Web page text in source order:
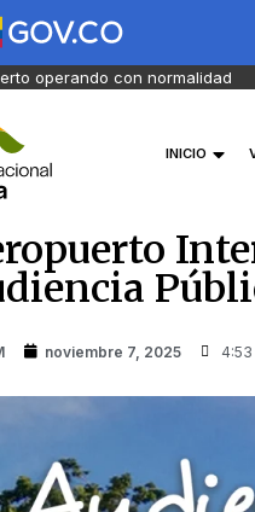
operando con normalidad
INICIO
noviembre 7, 2025